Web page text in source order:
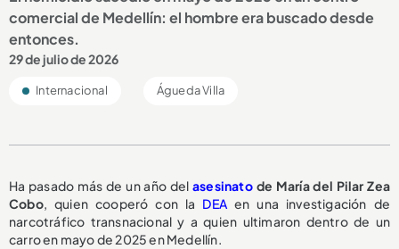
comercial de Medellín: el hombre era buscado desde
entonces.
29 de julio de 2026
Internacional Águeda Villa
Ha pasado más de un año delasesinatode María del Pilar Zea
Cobo, quien cooperó con la DEA en una investigación de
narcotráfico transnacional y a quien ultimaron dentro de un
carro en mayo de 2025 en Medellín.